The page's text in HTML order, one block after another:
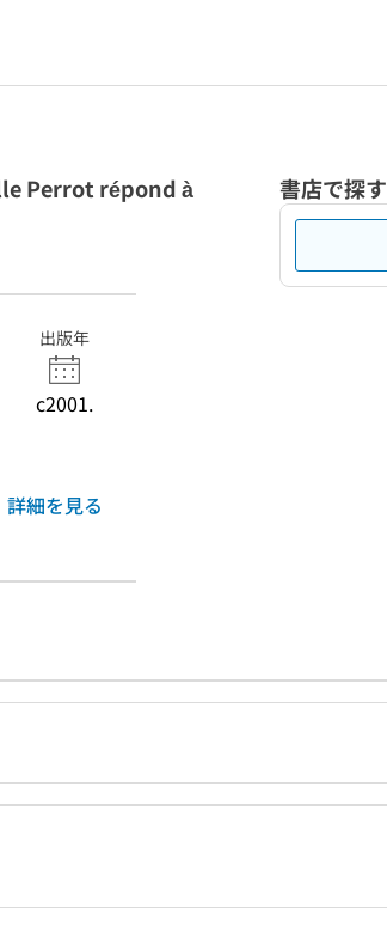
Perrot répond à
出版年
c2001.
詳細を見る
書店で探す